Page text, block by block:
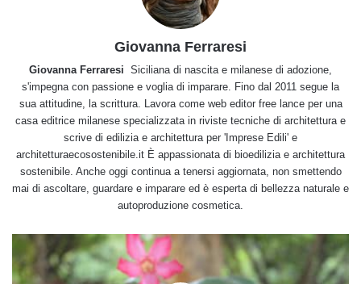
Giovanna Ferraresi
Giovanna Ferraresi Siciliana di nascita e milanese di adozione,
s'impegna con passione e voglia di imparare. Fino dal 2011 segue la
sua attitudine, la scrittura. Lavora come web editor free lance per una
casa editrice milanese specializzata in riviste tecniche di architettura e
scrive di edilizia e architettura per 'Imprese Edili' e
architetturaecosostenibile.it È appassionata di bioedilizia e architettura
sostenibile. Anche oggi continua a tenersi aggiornata, non smettendo
mai di ascoltare, guardare e imparare ed è esperta di bellezza naturale e
autoproduzione cosmetica.
La
rosa
del